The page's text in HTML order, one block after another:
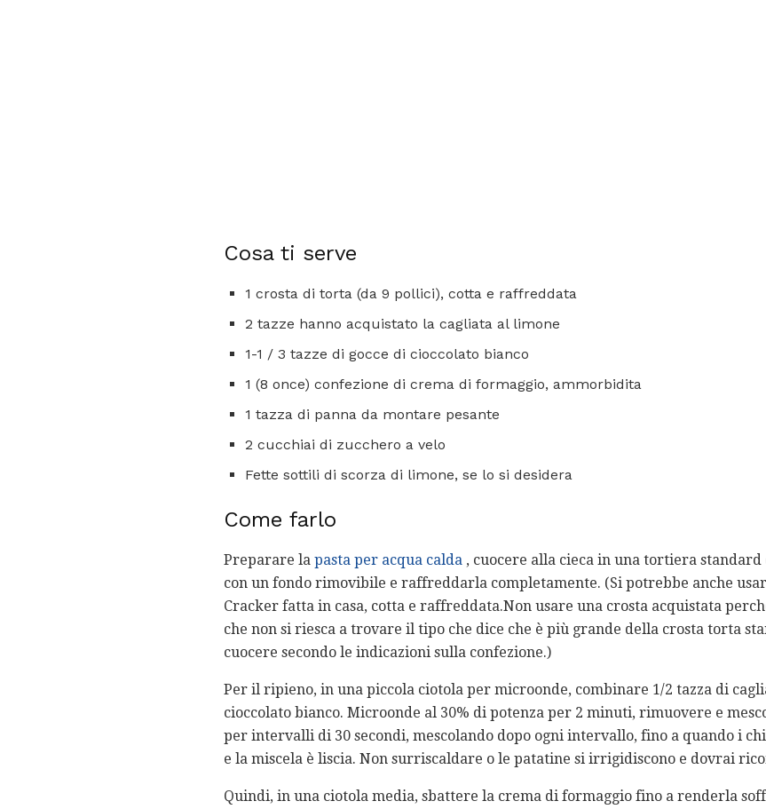
Cosa ti serve
1 crosta di torta (da 9 pollici), cotta e raffreddata
2 tazze hanno acquistato la cagliata al limone
1-1 / 3 tazze di gocce di cioccolato bianco
1 (8 once) confezione di crema di formaggio, ammorbidita
1 tazza di panna da montare pesante
2 cucchiai di zucchero a velo
Fette sottili di scorza di limone, se lo si desidera
Come farlo
Preparare la pasta per acqua calda , cuocere alla cieca in una tortiera
con un fondo rimovibile e raffreddarla completamente. (Si potrebbe anche
Cracker fatta in casa, cotta e raffreddata.Non usare una crosta acquistata
che non si riesca a trovare il tipo che dice che è più grande della crosta torta
cuocere secondo le indicazioni sulla confezione.)
Per il ripieno, in una piccola ciotola per microonde, combinare 1/2 tazza di
cioccolato bianco. Microonde al 30% di potenza per 2 minuti, rimuovere e
per intervalli di 30 secondi, mescolando dopo ogni intervallo, fino a quando i
e la miscela è liscia. Non surriscaldare o le patatine si irrigidiscono e dovrai
Quindi, in una ciotola media, sbattere la crema di formaggio fino a renderla